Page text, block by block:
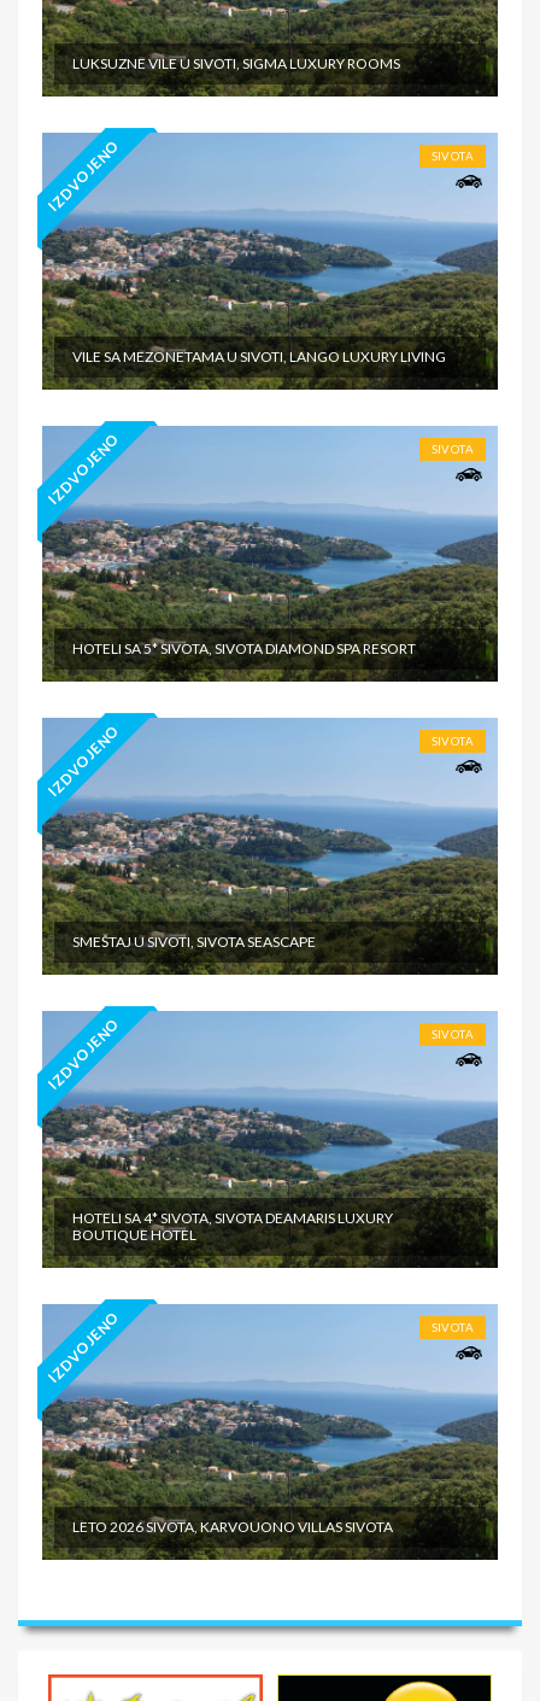
LUKSUZNE VILE U SIVOTI, SIGMA LUXURY ROOMS
IZDVOJENO SIVOTA
VILE SA MEZONETAMA U SIVOTI, LANGO LUXURY LIVING
IZDVOJENO SIVOTA
HOTELI SA 5* SIVOTA, SIVOTA DIAMOND SPA RESORT
IZDVOJENO SIVOTA
SMEŠTAJ U SIVOTI, SIVOTA SEASCAPE
IZDVOJENO SIVOTA
HOTELI SA 4* SIVOTA, SIVOTA DEAMARIS LUXURY
BOUTIQUE HOTEL
IZDVOJENO SIVOTA
LETO 2026 SIVOTA, KARVOUONO VILLAS SIVOTA